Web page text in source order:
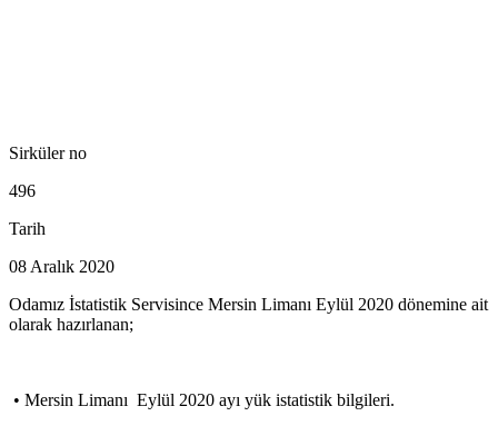
Sirküler no
496
Tarih
08 Aralık 2020
Odamız İstatistik Servisince Mersin Limanı Eylül 2020 dönemine ait
olarak hazırlanan;
• Mersin Limanı Eylül 2020 ayı yük istatistik bilgileri.